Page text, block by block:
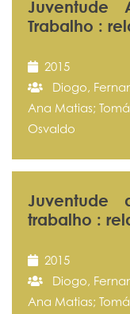
Juventude
Trabalho :
2015
Diogo,
Ana Matias;
Osvaldo
Juventude
trabalho :
2015
Diogo,
Ana Matias;